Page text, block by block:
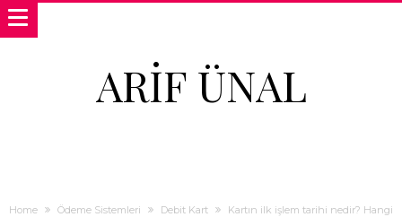
ARIF ÜNAL
Home Ödeme Sistemleri Debit Kart
Kartın ilk işlem tarihi nedir? Hangi